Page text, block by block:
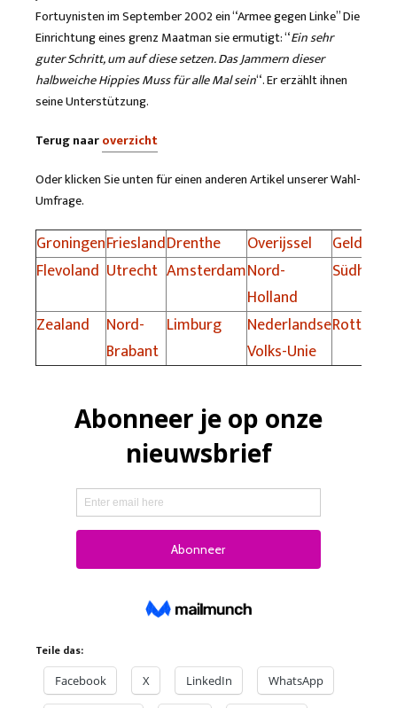
Fortuynisten im September 2002 ein “Armee gegen Linke” Die
Einrichtung eines grenz Maatman sie ermutigt: “Ein sehr
guter Schritt, um auf diese setzen. Das Jammern dieser
halbweiche Hippies Muss für alle Mal sein“. Er erzählt ihnen
seine Unterstützung.
Terug naaroverzicht
Oder klicken Sie unten für einen anderen Artikel unserer Wahl-
Umfrage.
GroningenFrieslandDrenthe Overijssel
Flevoland Utrecht AmsterdamNord-
Holland
Zealand
Nord-
Brabant
Limburg
Nederlandse
Volks-Unie
Teile das:
Facebook X LinkedIn WhatsApp